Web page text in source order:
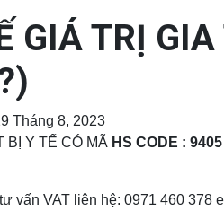
GIÁ TRỊ
Tháng 8, 2023
BỊ Y TẾ CÓ MÃ HS CODE :
vấn VAT liên hệ: 0971 460 378